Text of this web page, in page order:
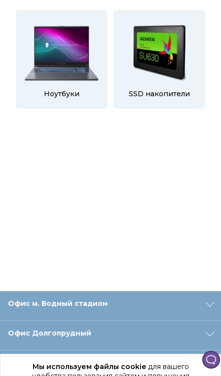
Мы используем файлы cookieдля вашего
Ноутбуки SSD накопители
Офис м. Водный стадион
Офис Долгопрудный
Офис Санкт‑Петербург